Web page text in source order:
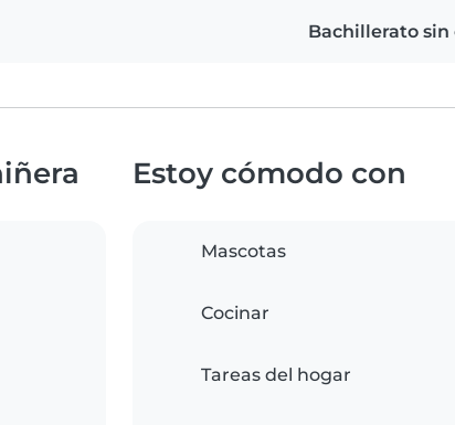
Bachillerato
Estoy cómodo con
Mascotas
Cocinar
Tareas del hogar